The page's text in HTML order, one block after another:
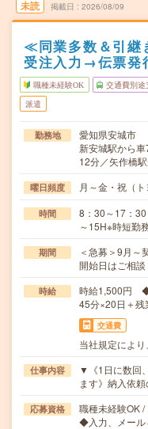
未読 掲載日 2026/08/09
≪同業多数＆引継
受注入力→伝票発
職種未経験OK 交通費別途
派遣
勤務地
愛知県安城市
新安城駅から
12分／矢作橋
曜日頻度 月～金・祝（ト
時間
8：30～17：
～15H※時短勤
期間
＜急募＞9月
開始日はご相談
時給
時給1,500円 ◆
45分×20日＋残
交通費
当社規定により
仕事内容
▼《1日に数回
ます》納入依
応募資格
職種未経験OK
◆入力、メール